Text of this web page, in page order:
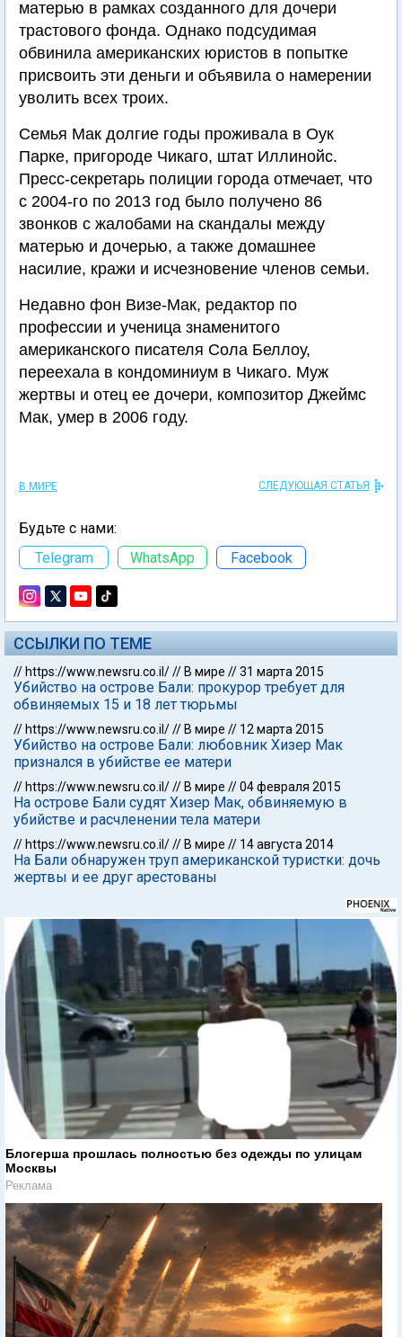
матерью в рамках созданного для дочери
трастового фонда. Однако подсудимая
обвинила американских юристов в попытке
присвоить эти деньги и объявила о намерении
уволить всех троих.
Семья Мак долгие годы проживала в Оук
Парке, пригороде Чикаго, штат Иллинойс.
Пресс-секретарь полиции города отмечает, что
с 2004-го по 2013 год было получено 86
звонков с жалобами на скандалы между
матерью и дочерью, а также домашнее
насилие, кражи и исчезновение членов семьи.
Недавно фон Визе-Мак, редактор по
профессии и ученица знаменитого
американского писателя Сола Беллоу,
переехала в кондоминиум в Чикаго. Муж
жертвы и отец ее дочери, композитор Джеймс
Мак, умер в 2006 году.
В МИРЕ СЛЕДУЮЩАЯ СТАТЬЯ
Будьте с нами:
Telegram
WhatsApp Facebook
ССЫЛКИ ПО ТЕМЕ
// https://www.newsru.co.il/// В мире //31 марта 2015
Убийство на острове Бали: прокурор требует для
обвиняемых 15 и 18 лет тюрьмы
// https://www.newsru.co.il/// В мире // 12 марта 2015
Убийство на острове Бали: любовник Хизер Мак
признался в убийстве ее матери
// https://www.newsru.co.il/// В мире //04 февраля 2015
На острове Бали судят Хизер Мак, обвиняемую в
убийстве и расчленении тела матери
// https://www.newsru.co.il/// В мире // 14 августа 2014
На Бали обнаружен труп американской туристки: дочь
жертвы и ее друг арестованы
Блогерша прошлась полностью без одежды по улицам
Москвы
Реклама